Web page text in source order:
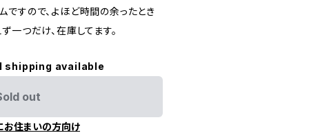
すので、よほど時間の余ったとき
一つだけ、在庫してます。
shipping available
out
お住まいの方向け